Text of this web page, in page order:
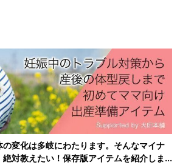
の投稿からご紹介します。お店でもぜひチ
クしてみてくださいね！
売されているいちごのパンをご紹介しまし
てみてくださいね。
いる投稿、リンク先は、削除される場合
ご了承ください。
の情報であり、現在と異なる場合があり
変化は多岐にわたります。そんなマイナ
対教えたい！保存版アイテムを紹介しま